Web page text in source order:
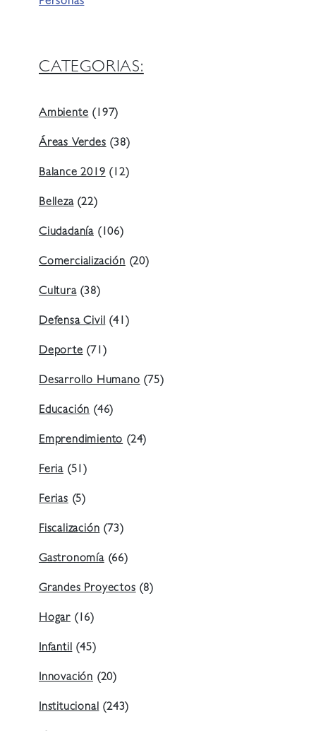
Personas
CATEGORIAS:
Ambiente(197)
Áreas Verdes(38)
Balance 2019(12)
Belleza(22)
Ciudadanía (106)
Comercialización(20)
Cultura(38)
Defensa Civil(41)
Deporte(71)
Desarrollo Humano(75)
Educación(46)
Emprendimiento(24)
Feria (51)
Ferias(5)
Fiscalización(73)
Gastronomía(66)
Grandes Proyectos(8)
Hogar (16)
Infantil(45)
Innovación (20)
Institucional(243)